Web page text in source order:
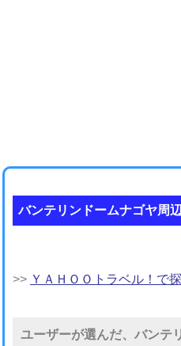
バンテリンドームナゴヤ周
>> ＹＡＨＯＯトラベル！で
ユーザーが選んだ、バンテ